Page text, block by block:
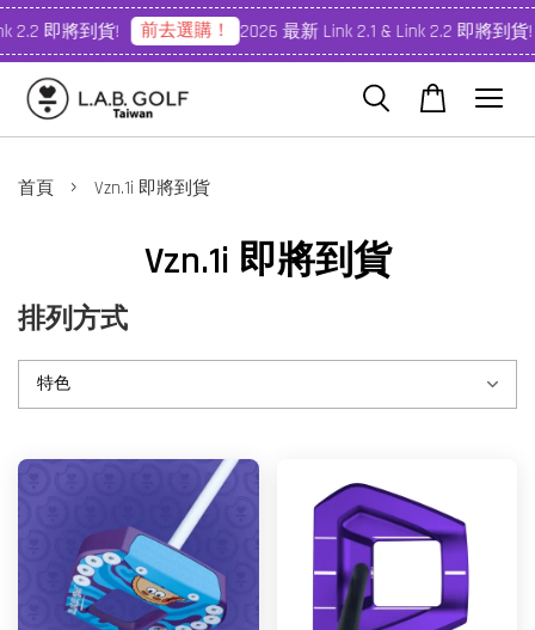
2.2 即將到貨! 前去選購！ 2026 最新 Link 2.1 & Link 2.2 即將到貨!
首頁 › Vzn.1i 即將到貨
Vzn.1i 即將到貨
排列方式